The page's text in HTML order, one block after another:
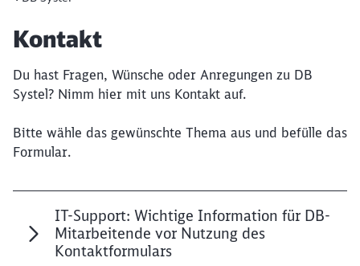
Artikel:
Kontakt
Du hast Fragen, Wünsche oder Anregungen zu DB
Systel? Nimm hier mit uns Kontakt auf.
Bitte wähle das gewünschte Thema aus und befülle das
Formular.
IT-Support: Wichtige Information für DB-
Mitarbeitende vor Nutzung des
Kontaktformulars